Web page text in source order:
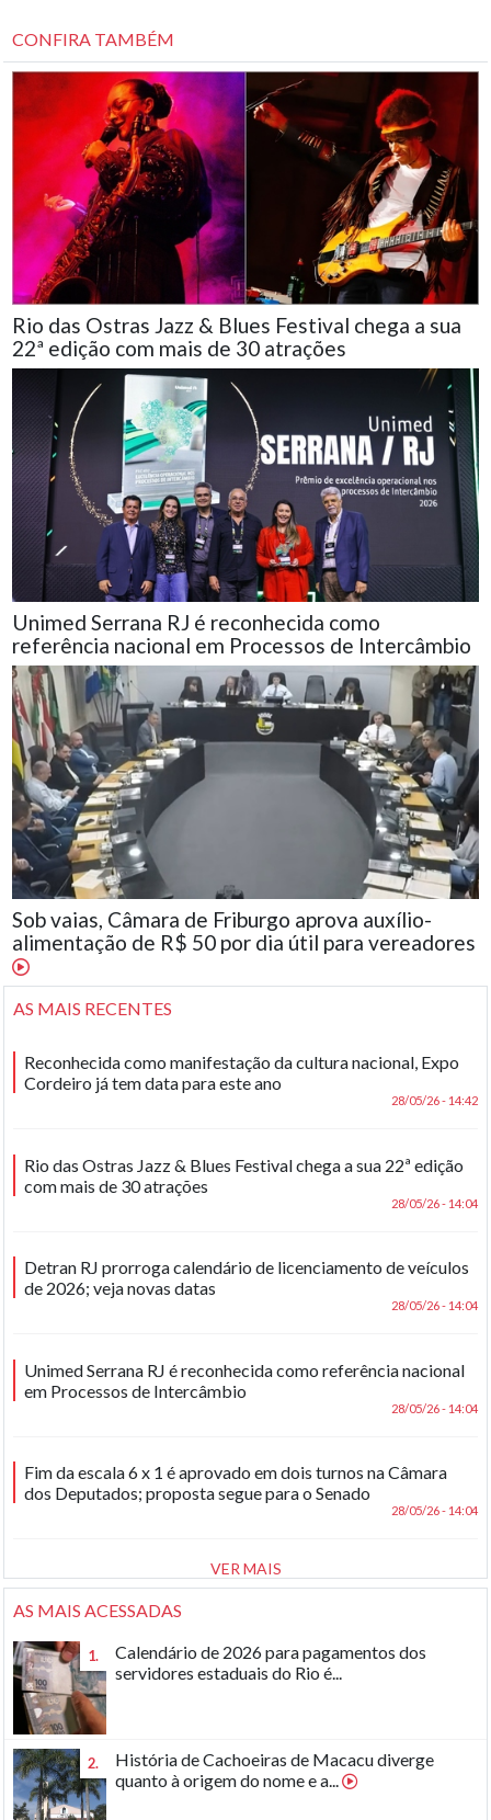
CONFIRA TAMBÉM
Rio das Ostras Jazz & Blues Festival chega a sua
22ª edição com mais de 30 atrações
Unimed Serrana RJ é reconhecida como
referência nacional em Processos de Intercâmbio
Sob vaias, Câmara de Friburgo aprova auxílio-
alimentação de R$ 50 por dia útil para vereadores
AS MAIS RECENTES
Reconhecida como manifestação da cultura nacional, Expo
Cordeiro já tem data para este ano
28/05/26 - 14:42
Rio das Ostras Jazz & Blues Festival chega a sua 22ª edição
com mais de 30 atrações
28/05/26 - 14:04
Detran RJ prorroga calendário de licenciamento de veículos
de 2026; veja novas datas
28/05/26 - 14:04
Unimed Serrana RJ é reconhecida como referência nacional
em Processos de Intercâmbio
28/05/26 - 14:04
Fim da escala 6 x 1 é aprovado em dois turnos na Câmara
dos Deputados; proposta segue para o Senado
28/05/26 - 14:04
VER MAIS
AS MAIS ACESSADAS
1.
Calendário de 2026 para pagamentos dos
servidores estaduais do Rio é...
2.
História de Cachoeiras de Macacu diverge
quanto à origem do nome e a...